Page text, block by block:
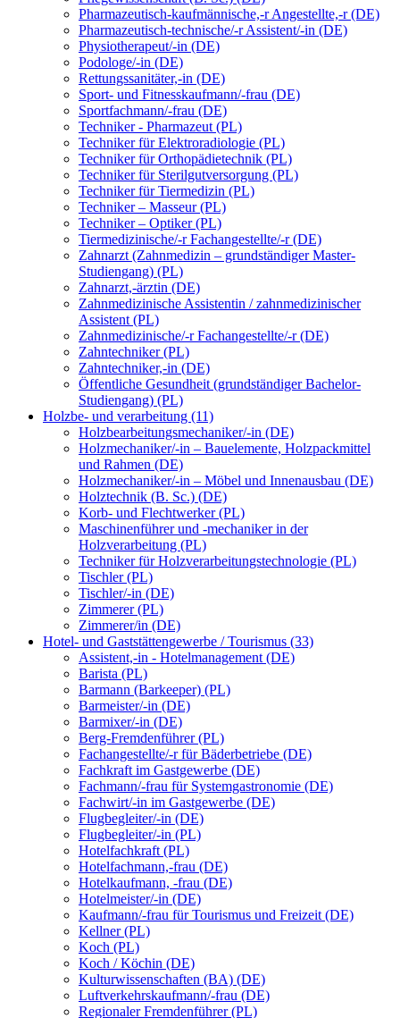
Pharmazeutisch-kaufmännische,-r Angestellte,-r (DE)
Pharmazeutisch-technische/-r Assistent/-in (DE)
Physiotherapeut/-in (DE)
Podologe/-in (DE)
Rettungssanitäter,-in (DE)
Sport- und Fitnesskaufmann/-frau (DE)
Sportfachmann/-frau (DE)
Techniker - Pharmazeut (PL)
Techniker für Elektroradiologie (PL)
Techniker für Orthopädietechnik (PL)
Techniker für Sterilgutversorgung (PL)
Techniker für Tiermedizin (PL)
Techniker – Masseur (PL)
Techniker – Optiker (PL)
Tiermedizinische/-r Fachangestellte/-r (DE)
Zahnarzt (Zahnmedizin – grundständiger Master-
Studiengang) (PL)
Zahnarzt,-ärztin (DE)
Zahnmedizinische Assistentin / zahnmedizinischer
Assistent (PL)
Zahnmedizinische/-r Fachangestellte/-r (DE)
Zahntechniker (PL)
Zahntechniker,-in (DE)
Öffentliche Gesundheit (grundständiger Bachelor-
Studiengang) (PL)
Holzbe- und verarbeitung (11)
Holzbearbeitungsmechaniker/-in (DE)
Holzmechaniker/-in – Bauelemente, Holzpackmittel
und Rahmen (DE)
Holzmechaniker/-in – Möbel und Innenausbau (DE)
Holztechnik (B. Sc.) (DE)
Korb- und Flechtwerker (PL)
Maschinenführer und -mechaniker in der
Holzverarbeitung (PL)
Techniker für Holzverarbeitungstechnologie (PL)
Tischler (PL)
Tischler/-in (DE)
Zimmerer (PL)
Zimmerer/in (DE)
Hotel- und Gaststättengewerbe / Tourismus (33)
Assistent,-in - Hotelmanagement (DE)
Barista (PL)
Barmann (Barkeeper) (PL)
Barmeister/-in (DE)
Barmixer/-in (DE)
Berg-Fremdenführer (PL)
Fachangestellte/-r für Bäderbetriebe (DE)
Fachkraft im Gastgewerbe (DE)
Fachmann/-frau für Systemgastronomie (DE)
Fachwirt/-in im Gastgewerbe (DE)
Flugbegleiter/-in (DE)
Flugbegleiter/-in (PL)
Hotelfachkraft (PL)
Hotelfachmann,-frau (DE)
Hotelkaufmann, -frau (DE)
Hotelmeister/-in (DE)
Kaufmann/-frau für Tourismus und Freizeit (DE)
Kellner (PL)
Koch (PL)
Koch / Köchin (DE)
Kulturwissenschaften (BA) (DE)
Luftverkehrskaufmann/-frau (DE)
Regionaler Fremdenführer (PL)